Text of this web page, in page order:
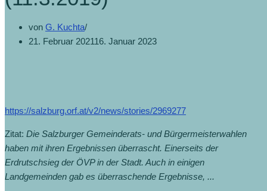
von G. Kuchta
21. Februar 202116. Januar 2023
https://salzburg.orf.at/v2/news/stories/2969277
Zitat: Die Salzburger Gemeinderats- und Bürgermeisterwahlen
haben mit ihren Ergebnissen überrascht. Einerseits der
Erdrutschsieg der ÖVP in der Stadt. Auch in einigen
Landgemeinden gab es überraschende Ergebnisse, ...